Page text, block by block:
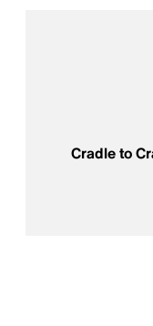
Cradle to